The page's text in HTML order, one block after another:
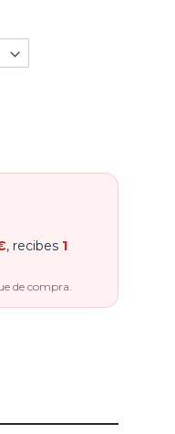
, recibes 1
de compra.